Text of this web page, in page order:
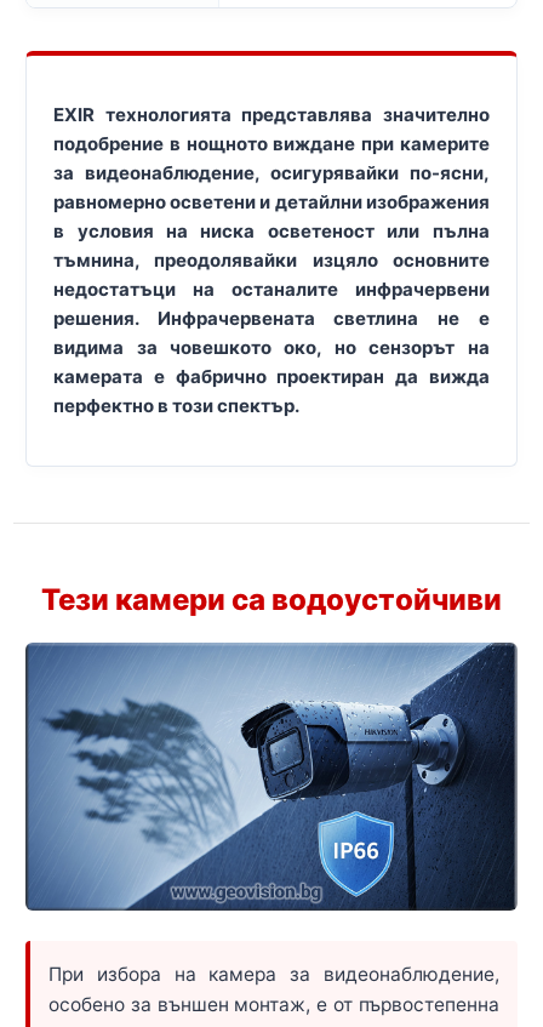
EXIR технологията представлява значително
подобрение в нощното виждане при камерите
за видеонаблюдение, осигурявайки по-ясни,
равномерно осветени и детайлни изображения
в условия на ниска осветеност или пълна
тъмнина, преодолявайки изцяло основните
недостатъци на останалите инфрачервени
решения. Инфрачервената светлина не е
видима за човешкото око, но сензорът на
камерата е фабрично проектиран да вижда
перфектно в този спектър.
Тези камери са водоустойчиви
При избора на камера за видеонаблюдение,
особено за външен монтаж, е от първостепенна